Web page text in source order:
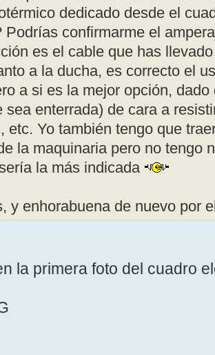
dedicado desde el
Podrías confirmarme el
es el cable que has
a la ducha, es correcto el
a si es la mejor opción,
sea enterrada) de cara a
etc. Yo también tengo que
la maquinaria pero no tengo
la más indicada
y enhorabuena de nuevo por
la primera foto del cuadro